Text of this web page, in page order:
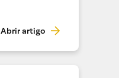
Abrir artigo